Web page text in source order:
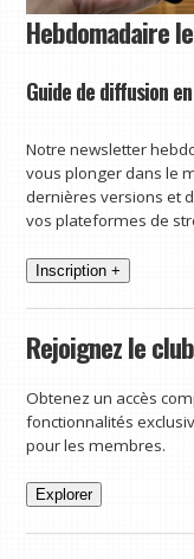
Hebdomadaire
Guide de diffusion
Notre newsletter
vous plonger dans le
dernières versions et
vos plateformes de
Inscription +
Rejoignez le club
Obtenez un accès
fonctionnalités
pour les membres.
Explorer